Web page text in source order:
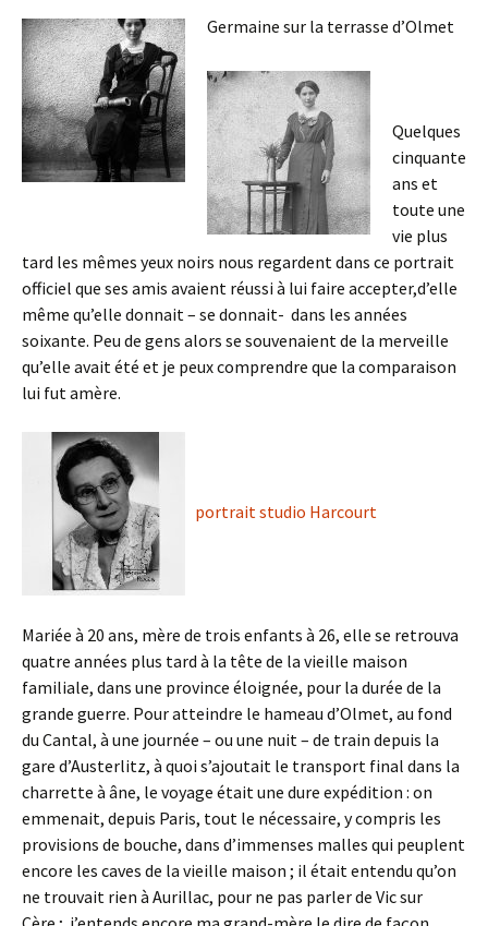
Germaine sur la terrasse d’Olmet
Quelques
cinquante
ans et
toute une
vie plus
tard les mêmes yeux noirs nous regardent dans ce portrait
officiel que ses amis avaient réussi à lui faire accepter,d’elle
même qu’elle donnait – se donnait- dans les années
soixante. Peu de gens alors se souvenaient de la merveille
qu’elle avait été et je peux comprendre que la comparaison
lui fut amère.
portrait studio Harcourt
Mariée à 20 ans, mère de trois enfants à 26, elle se retrouva
quatre années plus tard à la tête de la vieille maison
familiale, dans une province éloignée, pour la durée de la
grande guerre. Pour atteindre le hameau d’Olmet, au fond
du Cantal, à une journée – ou une nuit – de train depuis la
gare d’Austerlitz, à quoi s’ajoutait le transport final dans la
charrette à âne, le voyage était une dure expédition : on
emmenait, depuis Paris, tout le nécessaire, y compris les
provisions de bouche, dans d’immenses malles qui peuplent
encore les caves de la vieille maison ; il était entendu qu’on
ne trouvait rien à Aurillac, pour ne pas parler de Vic sur